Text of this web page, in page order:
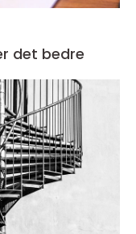
det bedre